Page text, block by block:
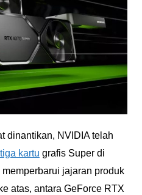
dinantikan, NVIDIA telah
tiga kartu grafis Super di
jajaran produk
atas, antara GeForce RTX